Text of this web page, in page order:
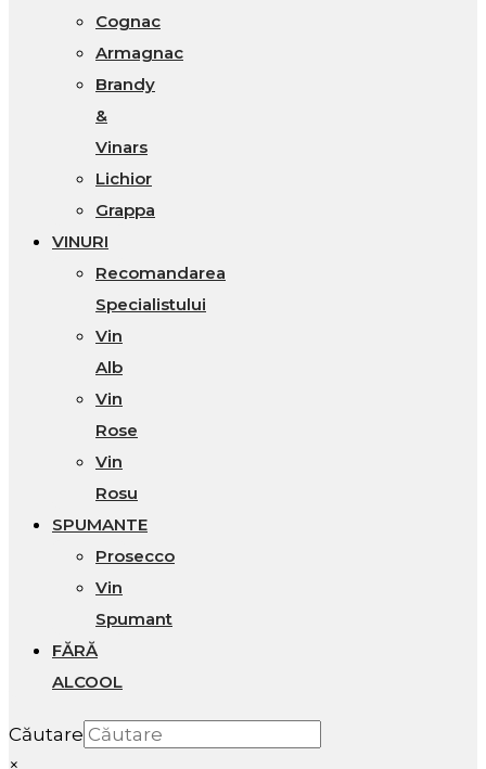
Cognac
Armagnac
Brandy
&
Vinars
Lichior
Grappa
VINURI
Recomandarea
Specialistului
Vin
Alb
Vin
Rose
Vin
Rosu
SPUMANTE
Prosecco
Vin
Spumant
FĂRĂ
ALCOOL
Căutare
×